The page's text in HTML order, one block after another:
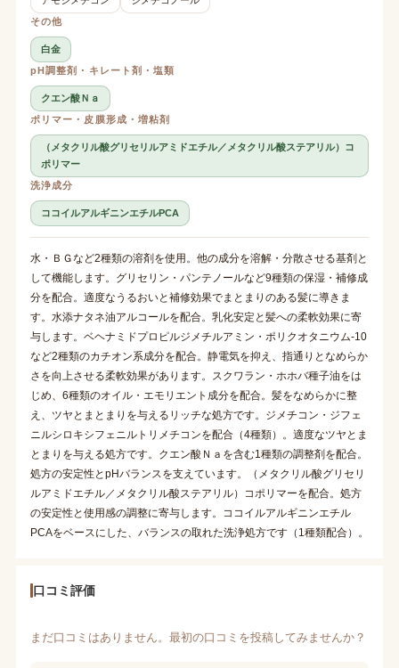
その他
白金
pH調整剤・キレート剤・塩類
クエン酸Ｎａ
ポリマー・皮膜形成・増粘剤
（メタクリル酸グリセリルアミドエチル／メタクリル酸ステアリル）コ
ポリマー
洗浄成分
ココイルアルギニンエチルPCA
水・ＢＧなど2種類の溶剤を使用。他の成分を溶解・分散させる基剤と
して機能します。グリセリン・パンテノールなど9種類の保湿・補修成
分を配合。適度なうるおいと補修効果でまとまりのある髪に導きま
す。水添ナタネ油アルコールを配合。乳化安定と髪への柔軟効果に寄
与します。ベヘナミドプロピルジメチルアミン・ポリクオタニウム-10
など2種類のカチオン系成分を配合。静電気を抑え、指通りとなめらか
さを向上させる柔軟効果があります。スクワラン・ホホバ種子油をは
じめ、6種類のオイル・エモリエント成分を配合。髪をなめらかに整
え、ツヤとまとまりを与えるリッチな処方です。ジメチコン・ジフェ
ニルシロキシフェニルトリメチコンを配合（4種類）。適度なツヤとま
とまりを与える処方です。クエン酸Ｎａを含む1種類の調整剤を配合。
処方の安定性とpHバランスを支えています。（メタクリル酸グリセリ
ルアミドエチル／メタクリル酸ステアリル）コポリマーを配合。処方
の安定性と使用感の調整に寄与します。ココイルアルギニンエチル
PCAをベースにした、バランスの取れた洗浄処方です（1種類配合）。
口コミ評価
まだ口コミはありません。最初の口コミを投稿してみませんか？